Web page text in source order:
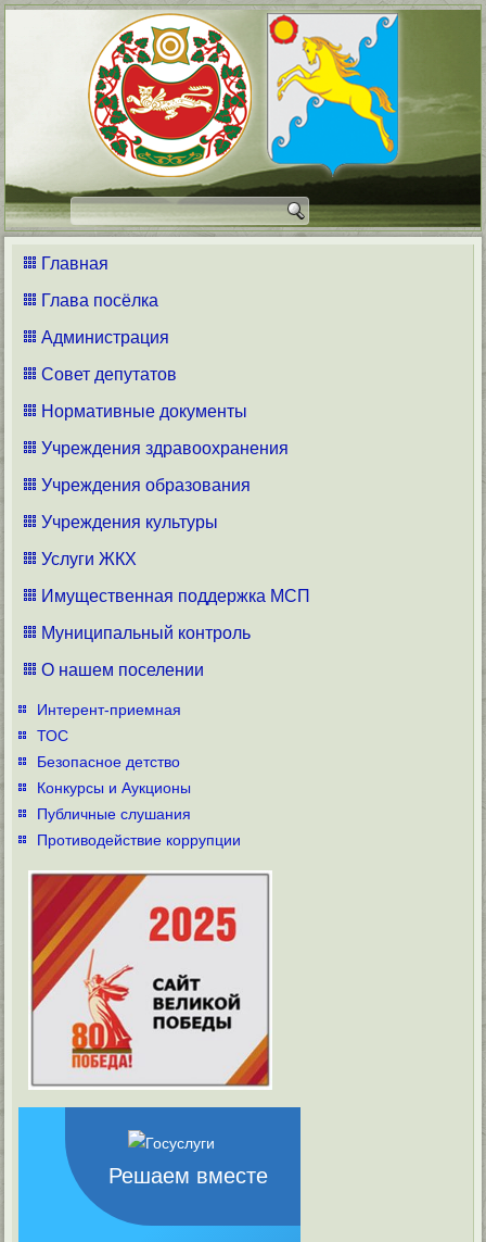
Главная
Глава посёлка
Администрация
Совет депутатов
Нормативные документы
Учреждения здравоохранения
Учреждения образования
Учреждения культуры
Услуги ЖКХ
Имущественная поддержка МСП
Муниципальный контроль
О нашем поселении
Интерент-приемная
ТОС
Безопасное детство
Конкурсы и Аукционы
Публичные слушания
Противодействие коррупции
Решаем вместе